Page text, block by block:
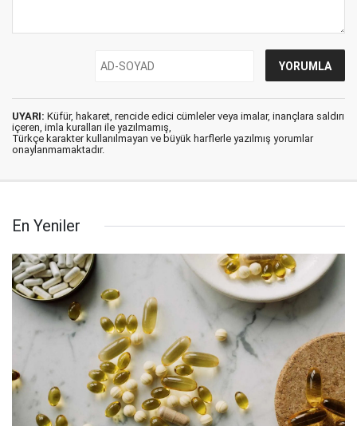
UYARI: Küfür, hakaret, rencide edici cümleler veya imalar, inançlara saldırı
içeren, imla kuralları ile yazılmamış,
Türkçe karakter kullanılmayan ve büyük harflerle yazılmış yorumlar
onaylanmamaktadır.
En Yeniler